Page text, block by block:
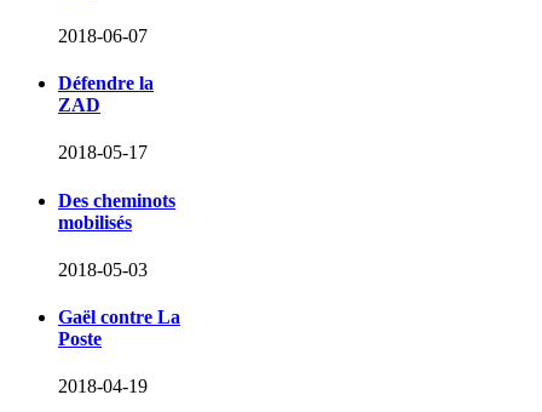
2018-06-07
Défendre la
ZAD
2018-05-17
Des cheminots
mobilisés
2018-05-03
Gaël contre La
Poste
2018-04-19